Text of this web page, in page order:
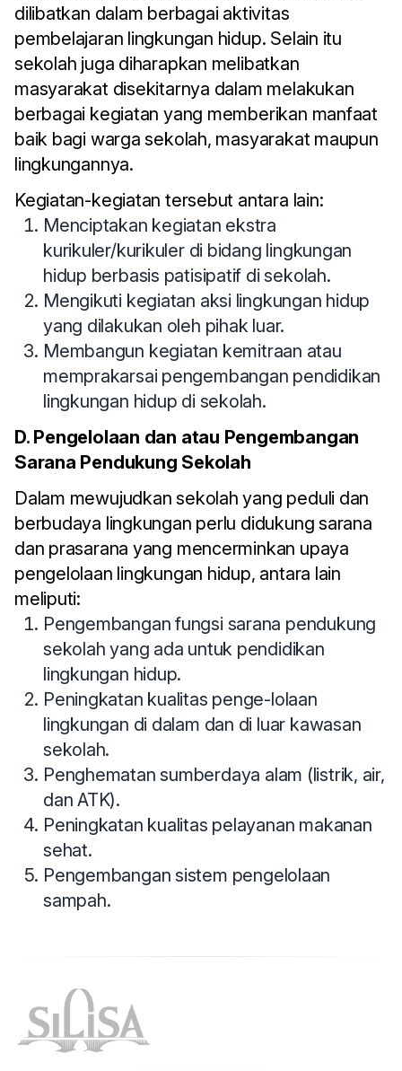
dilibatkan dalam berbagai aktivitas
pembelajaran lingkungan hidup. Selain itu
sekolah juga diharapkan melibatkan
masyarakat disekitarnya dalam melakukan
berbagai kegiatan yang memberikan manfaat
baik bagi warga sekolah, masyarakat maupun
lingkungannya.
Kegiatan-kegiatan tersebut antara lain:
Menciptakan kegiatan ekstra
kurikuler/kurikuler di bidang lingkungan
hidup berbasis patisipatif di sekolah.
Mengikuti kegiatan aksi lingkungan hidup
yang dilakukan oleh pihak luar.
Membangun kegiatan kemitraan atau
memprakarsai pengembangan pendidikan
lingkungan hidup di sekolah.
D. Pengelolaan dan atau Pengembangan
Sarana Pendukung Sekolah
Dalam mewujudkan sekolah yang peduli dan
berbudaya lingkungan perlu didukung sarana
dan prasarana yang mencerminkan upaya
pengelolaan lingkungan hidup, antara lain
meliputi:
Pengembangan fungsi sarana pendukung
sekolah yang ada untuk pendidikan
lingkungan hidup.
Peningkatan kualitas penge-lolaan
lingkungan di dalam dan di luar kawasan
sekolah.
Penghematan sumberdaya alam (listrik, air,
dan ATK).
Peningkatan kualitas pelayanan makanan
sehat.
Pengembangan sistem pengelolaan
sampah.